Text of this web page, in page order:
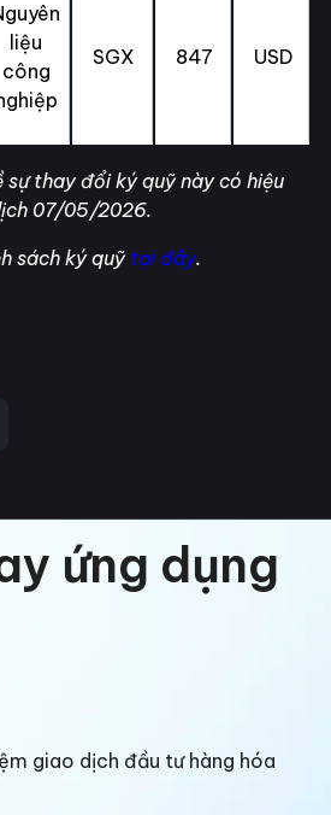
liệu
công
SGX 847 USD
sự thay đổi ký quỹ này có hiệu
07/05/2026.
sách ký quỹ tại đây.
ứng dụng
giao dịch đầu tư hàng hóa